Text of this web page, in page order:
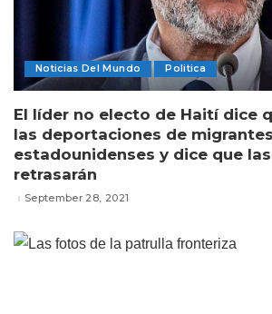
Noticias Del Mundo Politica
El líder no electo de Haití dice
las deportaciones de migrantes
estadounidenses y dice que
retrasarán
September 28, 2021